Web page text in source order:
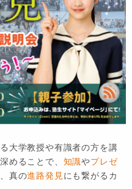
大学教授や有識者の方を講
めることで、 知識やプレゼ
真の進路発見にも繋がるカ